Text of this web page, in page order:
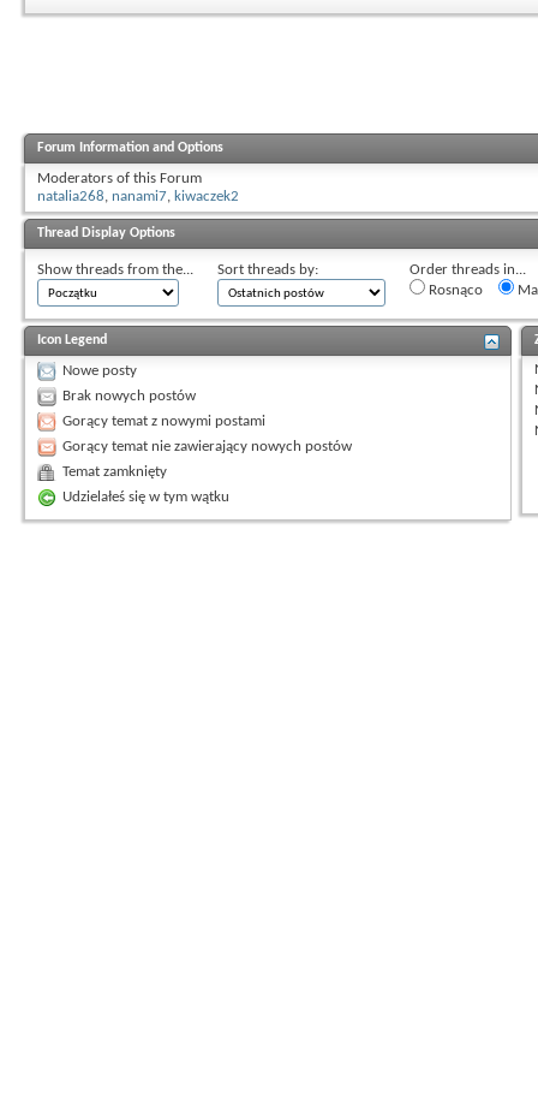
Forum Information and Options
Moderators of this Forum
natalia268, nanami7, kiwaczek2
Thread Display Options
Show threads from the... Sort threads by:
Order threads in...
Rosnąco
Icon Legend
Nowe posty
Brak nowych postów
Gorący temat z nowymi postami
Gorący temat nie zawierający nowych postów
Temat zamknięty
Udzielałeś się w tym wątku